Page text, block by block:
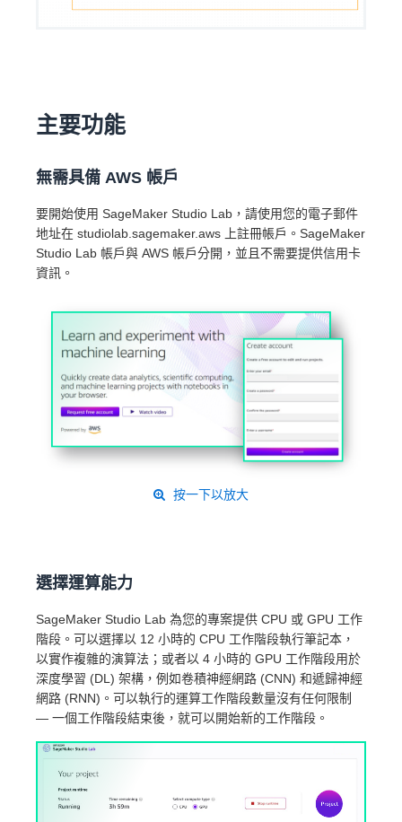
主要功能
無需具備 AWS 帳戶
要開始使用 SageMaker Studio Lab，請使用您的電子郵件
地址在 studiolab.sagemaker.aws 上註冊帳戶。SageMaker
Studio Lab 帳戶與 AWS 帳戶分開，並且不需要提供信用卡
資訊。
按一下以放大
選擇運算能力
SageMaker Studio Lab 為您的專案提供 CPU 或 GPU 工作
階段。可以選擇以 12 小時的 CPU 工作階段執行筆記本，
以實作複雜的演算法；或者以 4 小時的 GPU 工作階段用於
深度學習 (DL) 架構，例如卷積神經網路 (CNN) 和遞歸神經
網路 (RNN)。可以執行的運算工作階段數量沒有任何限制
— 一個工作階段結束後，就可以開始新的工作階段。